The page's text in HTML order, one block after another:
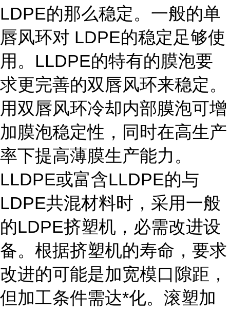
LDPE的那么稳定。一般的单
唇风环对 LDPE的稳定足够使
用。LLDPE的特有的膜泡要
求更完善的双唇风环来稳定。
用双唇风环冷却内部膜泡可增
加膜泡稳定性，同时在高生产
率下提高薄膜生产能力。
LLDPE或富含LLDPE的与
LDPE共混材料时，采用一般
的LDPE挤塑机，必需改进设
备。根据挤塑机的寿命，要求
改进的可能是加宽模口隙距，
但加工条件需达*化。滚塑加